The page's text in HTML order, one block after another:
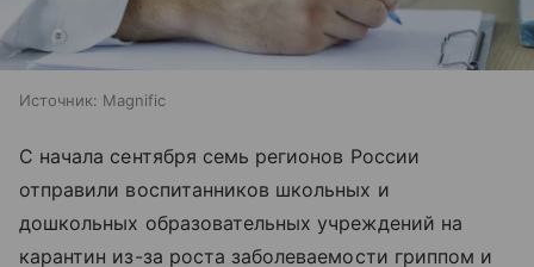
Источник: Magnific
С начала сентября семь регионов России
отправили воспитанников школьных и
дошкольных образовательных учреждений на
карантин из-за роста заболеваемости гриппом и